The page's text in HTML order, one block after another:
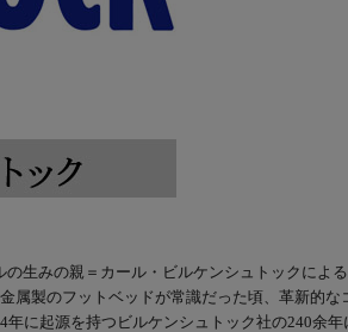
生みの親＝カール・ビルケンシュトックによ
属製のフットベッドが常識だった頃、革新的
に起源を持つビルケンシュトック社の240余